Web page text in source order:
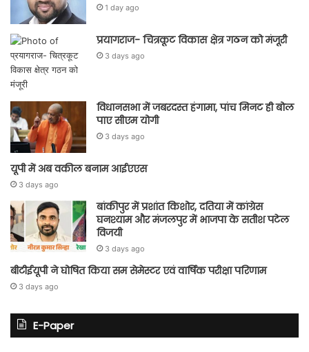
1 day ago
प्रयागराज- चित्रकूट विकास क्षेत्र गठन को मंजूरी
3 days ago
विधानसभा में जबरदस्त हंगामा, पांच मिनट ही बोल
पाए सीएम योगी
3 days ago
यूपी में अब वकील बनाम आईएएस
3 days ago
बांकीपुर में प्रशांत किशोर, दतिया में कांग्रेस
घनश्याम और मंजलपुर में भाजपा के सतीश पटेल
विजयी
3 days ago
बीटीईयूपी ने घोषित किया सम सेमेस्टर एवं वार्षिक परीक्षा परिणाम
3 days ago
E-Paper